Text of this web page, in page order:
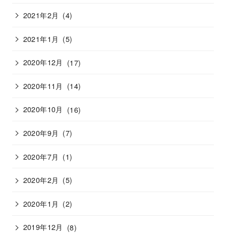
2021年2月 (4)
2021年1月 (5)
2020年12月 (17)
2020年11月 (14)
2020年10月 (16)
2020年9月 (7)
2020年7月 (1)
2020年2月 (5)
2020年1月 (2)
2019年12月 (8)